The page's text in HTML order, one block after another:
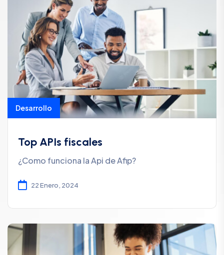
Desarrollo
Top APIs fiscales
¿Como funciona la Api de Afip?
22 Enero, 2024